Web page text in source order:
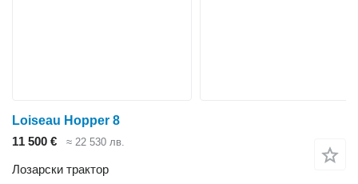
Loiseau Hopper 8
11 500 €
≈ 22 530 лв.
Лозарски трактор